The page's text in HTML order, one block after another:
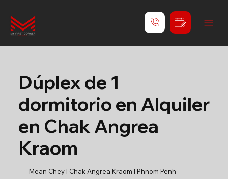
Dúplex de 1
dormitorio en Alquiler
en Chak Angrea
Kraom
Mean Chey l Chak Angrea Kraom l Phnom Penh